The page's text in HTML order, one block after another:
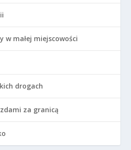
w małej miejscowości
drogach
za granicą